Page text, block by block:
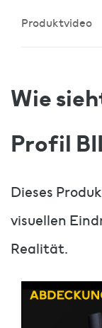
Produktvideo
Wie
Profil
Dieses
visuellen
Realität.